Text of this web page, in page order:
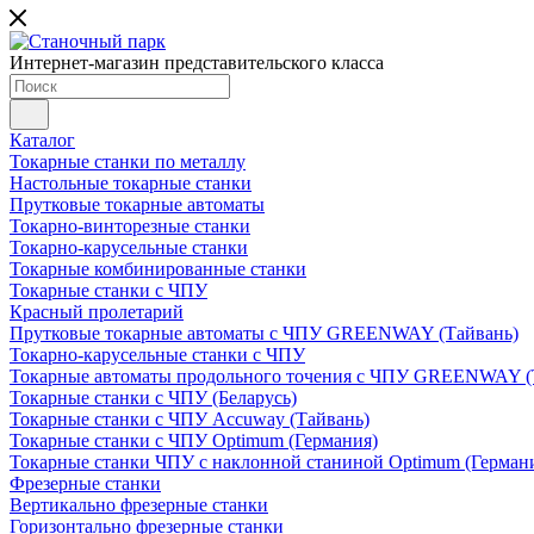
Интернет-магазин представительского класса
Каталог
Токарные станки по металлу
Настольные токарные станки
Прутковые токарные автоматы
Токарно-винторезные станки
Токарно-карусельные станки
Токарные комбинированные станки
Токарные станки с ЧПУ
Красный пролетарий
Прутковые токарные автоматы с ЧПУ GREENWAY (Тайвань)
Токарно-карусельные станки с ЧПУ
Токарные автоматы продольного точения с ЧПУ GREENWAY
Токарные станки с ЧПУ (Беларусь)
Токарные станки с ЧПУ Accuway (Тайвань)
Токарные станки с ЧПУ Optimum (Германия)
Токарные станки ЧПУ с наклонной станиной Optimum
Фрезерные станки
Вертикально фрезерные станки
Горизонтально фрезерные станки